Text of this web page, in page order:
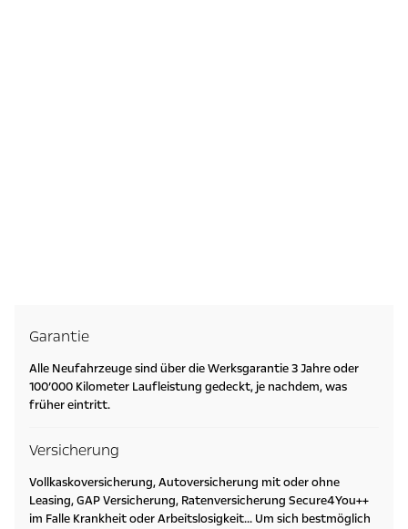
Garantie
Alle Neufahrzeuge sind über die Werksgarantie 3 Jahre oder
100’000 Kilometer Laufleistung gedeckt, je nachdem, was
früher eintritt.
Versicherung
Vollkaskoversicherung, Autoversicherung mit oder ohne
Leasing, GAP Versicherung, Ratenversicherung Secure4You++
im Falle Krankheit oder Arbeitslosigkeit... Um sich bestmöglich